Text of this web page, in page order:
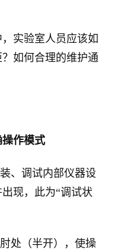
实验室人员应该如
如何合理的维护通
操作模式
、调试内部仪器设
现，此为“调试状
处（半开），使操